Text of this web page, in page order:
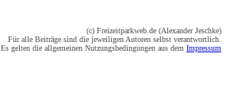
(c) Freizeitparkweb.de (Alexander Jeschke)
Für alle Beiträge sind die jeweiligen Autoren selbst verantwortlich.
Es gelten die allgemeinen Nutzungsbedingungen aus dem Impressum